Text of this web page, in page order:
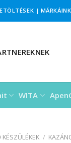
| MÁRKÁINK
WITA
/